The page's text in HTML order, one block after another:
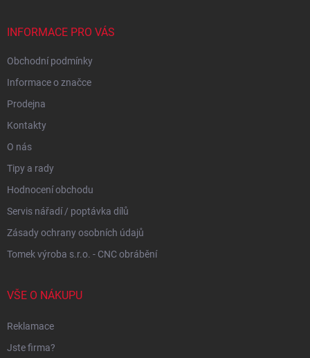
INFORMACE PRO VÁS
Obchodní podmínky
Informace o značce
Prodejna
Kontakty
O nás
Tipy a rady
Hodnocení obchodu
Servis nářadí / poptávka dílů
Zásady ochrany osobních údajů
Tomek výroba s.r.o. - CNC obrábění
VŠE O NÁKUPU
Reklamace
Jste firma?